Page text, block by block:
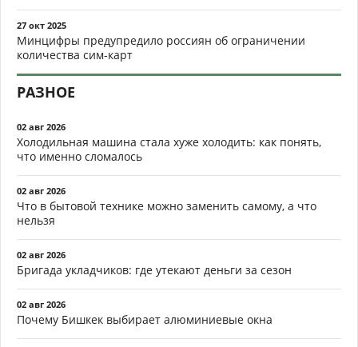
27 окт 2025
Минцифры предупредило россиян об ограничении
количества сим-карт
РАЗНОЕ
02 авг 2026
Холодильная машина стала хуже холодить: как понять,
что именно сломалось
02 авг 2026
Что в бытовой технике можно заменить самому, а что
нельзя
02 авг 2026
Бригада укладчиков: где утекают деньги за сезон
02 авг 2026
Почему Бишкек выбирает алюминиевые окна